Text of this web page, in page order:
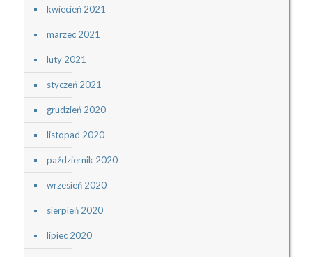
kwiecień 2021
marzec 2021
luty 2021
styczeń 2021
grudzień 2020
listopad 2020
październik 2020
wrzesień 2020
sierpień 2020
lipiec 2020